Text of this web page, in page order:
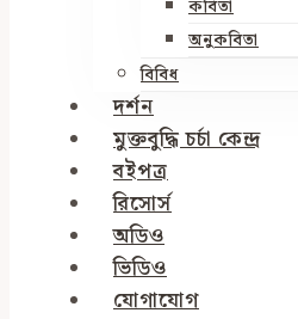
কবিতা
অনুকবিতা
বিবিধ
দর্শন
মুক্তবুদ্ধি চর্চা কেন্দ্র
বইপত্র
রিসোর্স
অডিও
ভিডিও
যোগাযোগ